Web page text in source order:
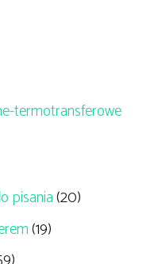
termotransferowe
pisania(20)
(19)